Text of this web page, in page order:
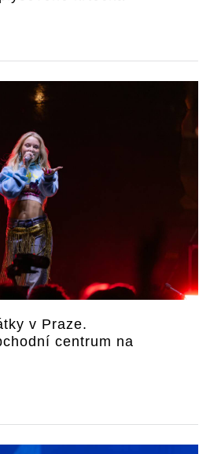
v Praze.
centrum na